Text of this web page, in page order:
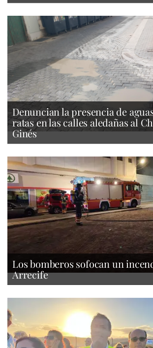
Denuncian la presencia de
ratas en las calles aledañas al
Ginés
Los bomberos sofocan un
Arrecife